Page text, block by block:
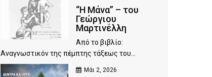
“Η Μάνα” – του
Γεώργιου
Μαρτινέλλη
Από το βιβλίο:
Αναγνωστικόν της πέμπτης τάξεως του...
Μάι 2, 2026